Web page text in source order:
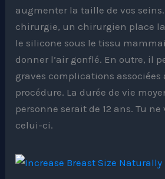
augmenter la taille de vos
chirurgie, un chirurgien place
le silicone sous le tissu
donner l’air gonflé. En outre, il
graves complications associées
procédure. La durée de vie
personne serait de 12 ans. Tu
celui-ci.